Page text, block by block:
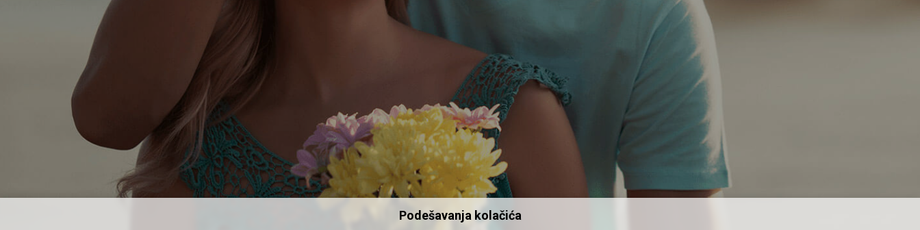
Podešavanja kolačića